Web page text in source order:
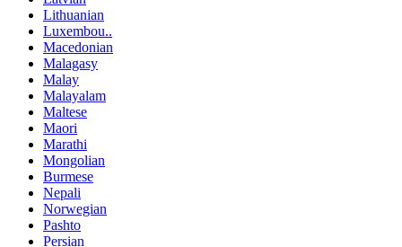
Lithuanian
Luxembou..
Macedonian
Malagasy
Malay
Malayalam
Maltese
Maori
Marathi
Mongolian
Burmese
Nepali
Norwegian
Pashto
Persian